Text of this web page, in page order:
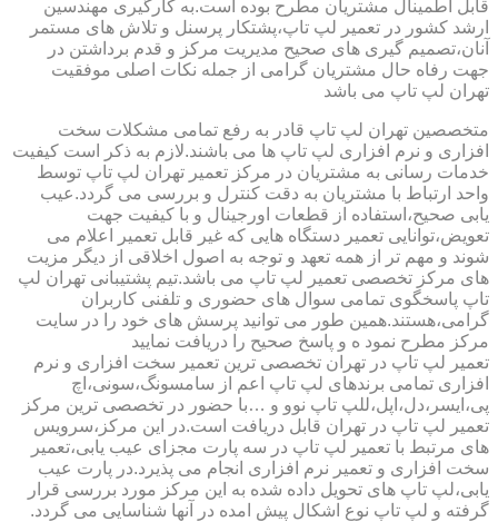
قابل اطمینال مشتریان مطرح بوده است.به کارگیری مهندسین
ارشد کشور در تعمیر لپ تاپ،پشتکار پرسنل و تلاش های مستمر
آنان،تصمیم گیری های صحیح مدیریت مرکز و قدم برداشتن در
جهت رفاه حال مشتریان گرامی از جمله نکات اصلی موفقیت
تهران لپ تاپ می باشد
متخصصین تهران لپ تاپ قادر به رفع تمامی مشکلات سخت
افزاری و نرم افزاری لپ تاپ ها می باشند.لازم به ذکر است کیفیت
خدمات رسانی به مشتریان در مرکز تعمیر تهران لپ تاپ توسط
واحد ارتباط با مشتریان به دقت کنترل و بررسی می گردد.عیب
یابی صحیح،استفاده از قطعات اورجینال و با کیفیت جهت
تعویض،توانایی تعمیر دستگاه هایی که غیر قابل تعمیر اعلام می
شوند و مهم تر از همه تعهد و توجه به اصول اخلاقی از دیگر مزیت
های مرکز تخصصی تعمیر لپ تاپ می باشد.تیم پشتیبانی تهران لپ
تاپ پاسخگوی تمامی سوال های حضوری و تلفنی کاربران
گرامی،هستند.همین طور می توانید پرسش های خود را در سایت
مرکز مطرح نمود ه و پاسخ صحیح را دریافت نمایید
تعمیر لپ تاپ در تهران تخصصی ترین تعمیر سخت افزاری و نرم
افزاری تمامی برندهای لپ تاپ اعم از سامسونگ،سونی،اچ
پی،ایسر،دل،اپل،للپ تاپ نوو و …با حضور در تخصصی ترین مرکز
تعمیر لپ تاپ در تهران قابل دریافت است.در این مرکز،سرویس
های مرتبط با تعمیر لپ تاپ در سه پارت مجزای عیب یابی،تعمیر
سخت افزاری و تعمیر نرم افزاری انجام می پذیرد.در پارت عیب
یابی،لپ تاپ های تحویل داده شده به این مرکز مورد بررسی قرار
گرفته و لپ تاپ نوع اشکال پیش امده در آنها شناسایی می گردد.